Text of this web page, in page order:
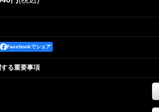
Facebookでシェア
る重要事項